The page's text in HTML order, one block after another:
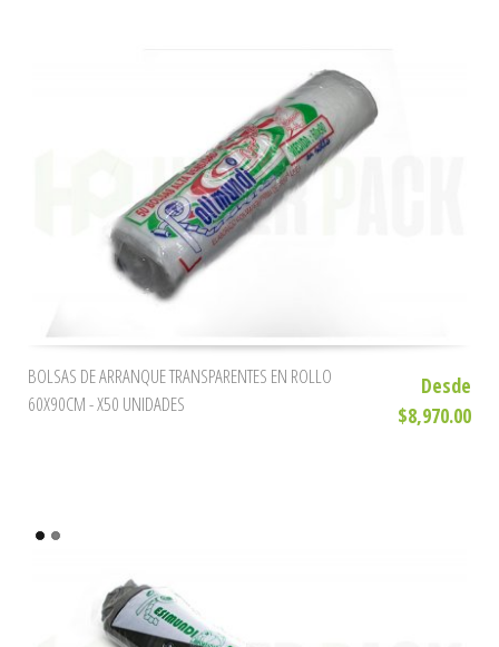
BOLSAS DE ARRANQUE TRANSPARENTES EN ROLLO
60X90CM - X50 UNIDADES
Desde
$8,970.00